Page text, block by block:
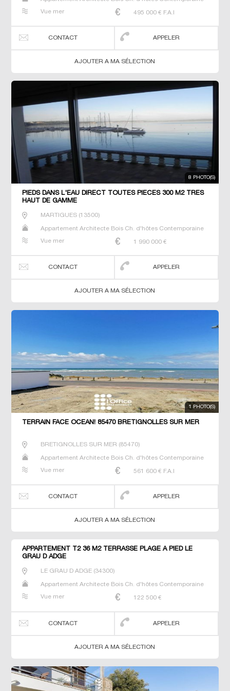
Propriété T2 T3 Villa
Vue mer 495 000 € F.A.I
CONTACT APPELER
AJOUTER A MA SÉLECTION
8 PHOTO(S)
PIEDS DANS L'EAU DIRECT TOUTES PIÈCES 300 M2 TRES
HAUT DE GAMME
MARTIGUES(13500)
Appartement Architecte Bois Ch. d'hôtes Contemporaine
Propriété T2 T3 Villa
Vue mer 1 990 000 €
CONTACT APPELER
AJOUTER A MA SÉLECTION
1 PHOTO(S)
TERRAIN FACE OCÉAN! 85470 BRETIGNOLLES SUR MER
BRETIGNOLLES SUR MER (85470)
Appartement Architecte Bois Ch. d'hôtes Contemporaine
Propriété T2 T3 Terrain Villa
Vue mer 561 600 € F.A.I
CONTACT APPELER
AJOUTER A MA SÉLECTION
APPARTEMENT T2 36 M2 TERRASSE PLAGE À PIED LE
GRAU D ADGE
LE GRAU D ADGE(34300)
Appartement Architecte Bois Ch. d'hôtes Contemporaine
Propriété T2 T3 Terrain Villa
Vue mer 122 500 €
CONTACT APPELER
AJOUTER A MA SÉLECTION